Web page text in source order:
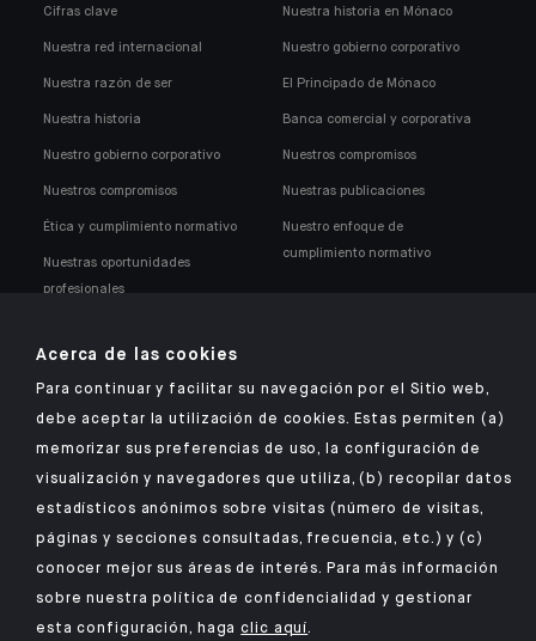
Cifras clave
Nuestra red internacional
Nuestra razón de ser
Nuestra historia
Nuestro gobierno corporativo
Nuestros compromisos
Ética y cumplimiento normativo
Nuestras oportunidades
profesionales
Nuestra historia en Mónaco
Nuestro gobierno corporativo
El Principado de Mónaco
Banca comercial y corporativa
Nuestros compromisos
Nuestras publicaciones
Nuestro enfoque de
cumplimiento normativo
Encuentre nuestra aplicación móvil de Indosuez
AVISO LEGAL
Acerca de las cookies
Para continuar y facilitar su navegación por el Sitio web,
debe aceptar la utilización de cookies. Estas permiten (a)
memorizar sus preferencias de uso, la configuración de
visualización y navegadores que utiliza, (b) recopilar datos
estadísticos anónimos sobre visitas (número de visitas,
páginas y secciones consultadas, frecuencia, etc.) y (c)
conocer mejor sus áreas de interés. Para más información
sobre nuestra política de confidencialidad y gestionar
esta configuración, hagaclic aquí.